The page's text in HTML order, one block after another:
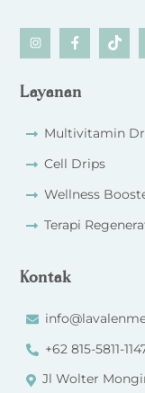
Icon
Icon
Icon
Layanan
Multivitamin
Cell Drips
Wellness
Terapi
Kontak
+62 815-5811-
Jl Wolter